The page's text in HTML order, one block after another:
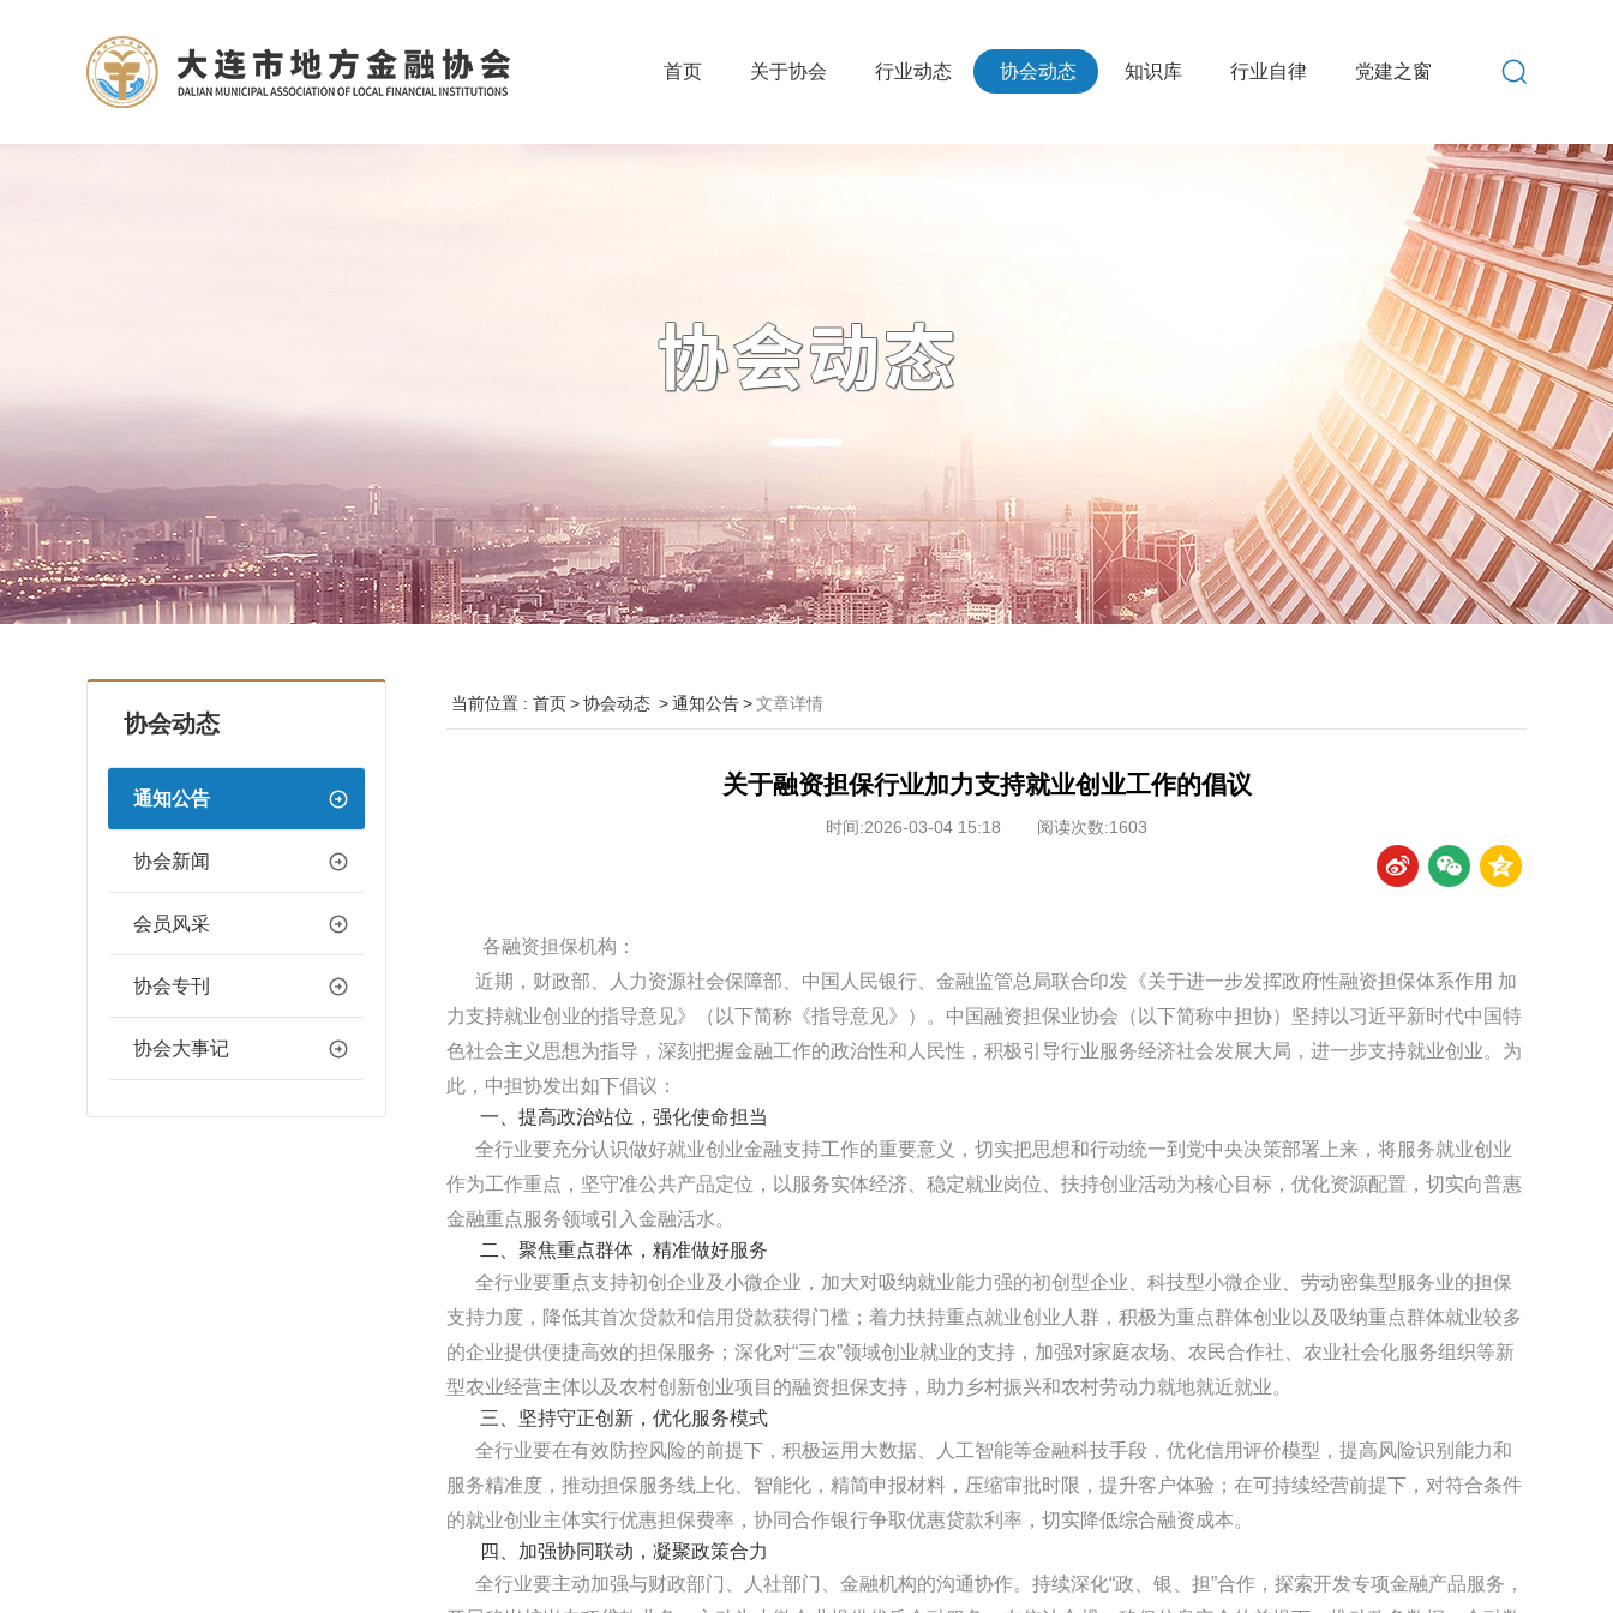
首页 关于协会 行业动态 协会动态 知识库 行业自律 党建之窗
协会动态
通知公告
协会新闻
会员风采
协会专刊
协会大事记
当前位置 : 首页 协会动态 通知公告 文章详情
关于融资担保行业加力支持就业创业工作的倡议
时间:2026-03-04 15:18 阅读次数:1603
各融资担保机构：
近期，财政部、人力资源社会保障部、中国人民银行、金融监管总局联合印发《关于进一步发挥政府性融资担保体系作用 加
力支持就业创业的指导意见》（以下简称《指导意见》）。中国融资担保业协会（以下简称中担协）坚持以习近平新时代中国特
色社会主义思想为指导，深刻把握金融工作的政治性和人民性，积极引导行业服务经济社会发展大局，进一步支持就业创业。为
此，中担协发出如下倡议：
一、提高政治站位，强化使命担当
全行业要充分认识做好就业创业金融支持工作的重要意义，切实把思想和行动统一到党中央决策部署上来，将服务就业创业
作为工作重点，坚守准公共产品定位，以服务实体经济、稳定就业岗位、扶持创业活动为核心目标，优化资源配置，切实向普惠
金融重点服务领域引入金融活水。
二、聚焦重点群体，精准做好服务
全行业要重点支持初创企业及小微企业，加大对吸纳就业能力强的初创型企业、科技型小微企业、劳动密集型服务业的担保
支持力度，降低其首次贷款和信用贷款获得门槛；着力扶持重点就业创业人群，积极为重点群体创业以及吸纳重点群体就业较多
的企业提供便捷高效的担保服务；深化对“三农”领域创业就业的支持，加强对家庭农场、农民合作社、农业社会化服务组织等新
型农业经营主体以及农村创新创业项目的融资担保支持，助力乡村振兴和农村劳动力就地就近就业。
三、坚持守正创新，优化服务模式
全行业要在有效防控风险的前提下，积极运用大数据、人工智能等金融科技手段，优化信用评价模型，提高风险识别能力和
服务精准度，推动担保服务线上化、智能化，精简申报材料，压缩审批时限，提升客户体验；在可持续经营前提下，对符合条件
的就业创业主体实行优惠担保费率，协同合作银行争取优惠贷款利率，切实降低综合融资成本。
四、加强协同联动，凝聚政策合力
全行业要主动加强与财政部门、人社部门、金融机构的沟通协作。持续深化“政、银、担”合作，探索开发专项金融产品服务，